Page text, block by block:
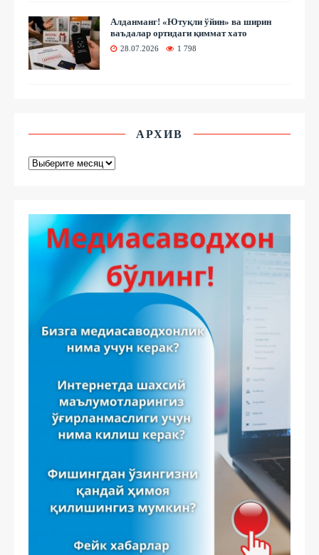
Алданманг! «Ютуқли ўйин» ва ширин
ваъдалар ортидаги қиммат хато
28.07.2026 1 798
АРХИВ